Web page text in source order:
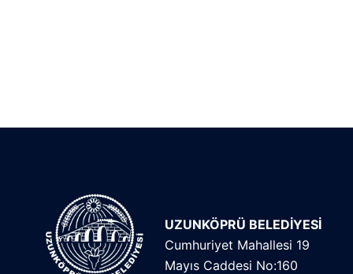
UZUNKÖPRÜ BELEDİYESİ
Cumhuriyet Mahallesi 19
Mayıs Caddesi No:160